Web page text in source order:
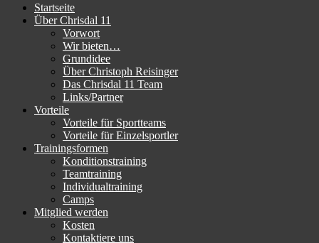
Startseite
Über Chrisdal 11
Vorwort
Wir bieten…
Grundidee
Über Christoph Reisinger
Das Chrisdal 11 Team
Links/Partner
Vorteile
Vorteile für Sportteams
Vorteile für Einzelsportler
Trainingsformen
Konditionstraining
Teamtraining
Individualtraining
Camps
Mitglied werden
Kosten
Kontaktiere uns